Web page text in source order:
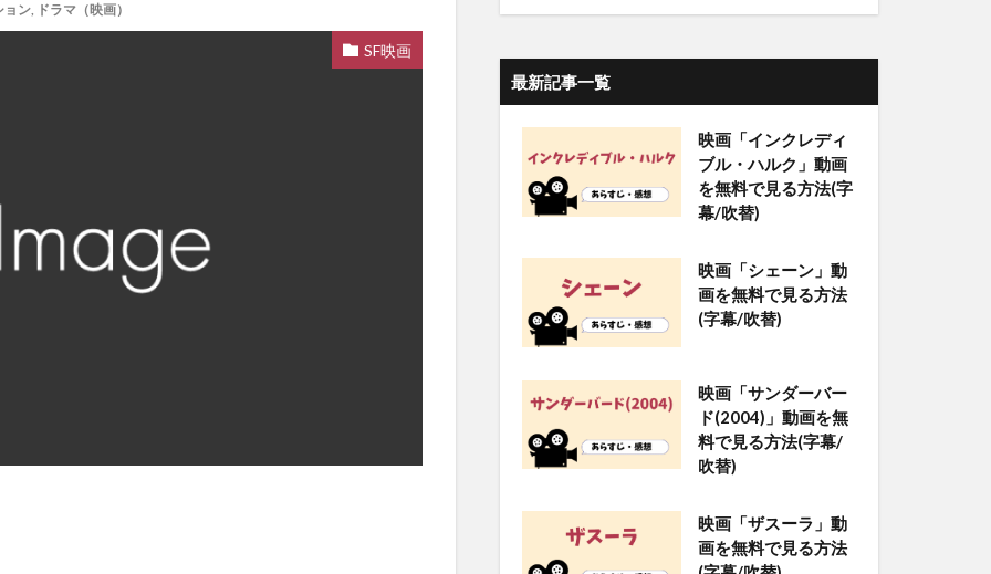
ョン, ドラマ（映画）
SF映画
最新記事一覧
映画「インクレディ
ブル・ハルク」動画
を無料で見る方法(字
幕/吹替)
映画「シェーン」動
画を無料で見る方法
(字幕/吹替)
映画「サンダーバー
ド(2004)」動画を無
料で見る方法(字幕/
吹替)
映画「ザスーラ」動
画を無料で見る方法